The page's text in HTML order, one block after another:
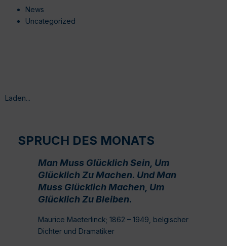
News
Uncategorized
Laden...
SPRUCH DES MONATS
Man Muss Glücklich Sein, Um
Glücklich Zu Machen. Und Man
Muss Glücklich Machen, Um
Glücklich Zu Bleiben.
Maurice Maeterlinck; 1862 – 1949, belgischer
Dichter und Dramatiker